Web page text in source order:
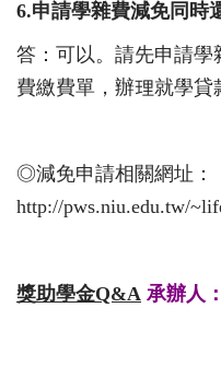
6.申請學雜費減免同時
答：可以。請先申請
費繳費單，辦理就學貸
◎減免申請相關網址：
http://pws.niu.edu.tw/
獎助學金Q&A 承辦人